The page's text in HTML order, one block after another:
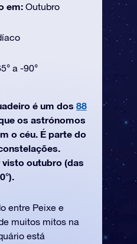
em: Outubro
a -90°
é um dos 88
os astrónomos
o céu. É parte do
outubro (das
entre Peixe e
muitos mitos na
está